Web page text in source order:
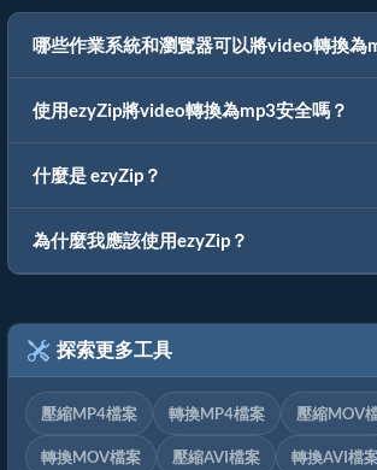
哪些作業系統和瀏覽器可以將video轉換為
使用ezyZip將video轉換為mp3安全嗎？
什麼是 ezyZip？
為什麼我應該使用ezyZip？
探索更多工具
壓縮MP4檔案 轉換MP4檔案 壓縮MOV
轉換MOV檔案 壓縮AVI檔案 轉換AVI檔